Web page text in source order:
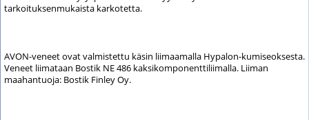
tarkoituksenmukaista karkotetta.
AVON-veneet ovat valmistettu käsin liimaamalla Hypalon-kumiseoksesta.
Veneet liimataan Bostik NE 486 kaksikomponenttiliimalla. Liiman
maahantuoja: Bostik Finley Oy.